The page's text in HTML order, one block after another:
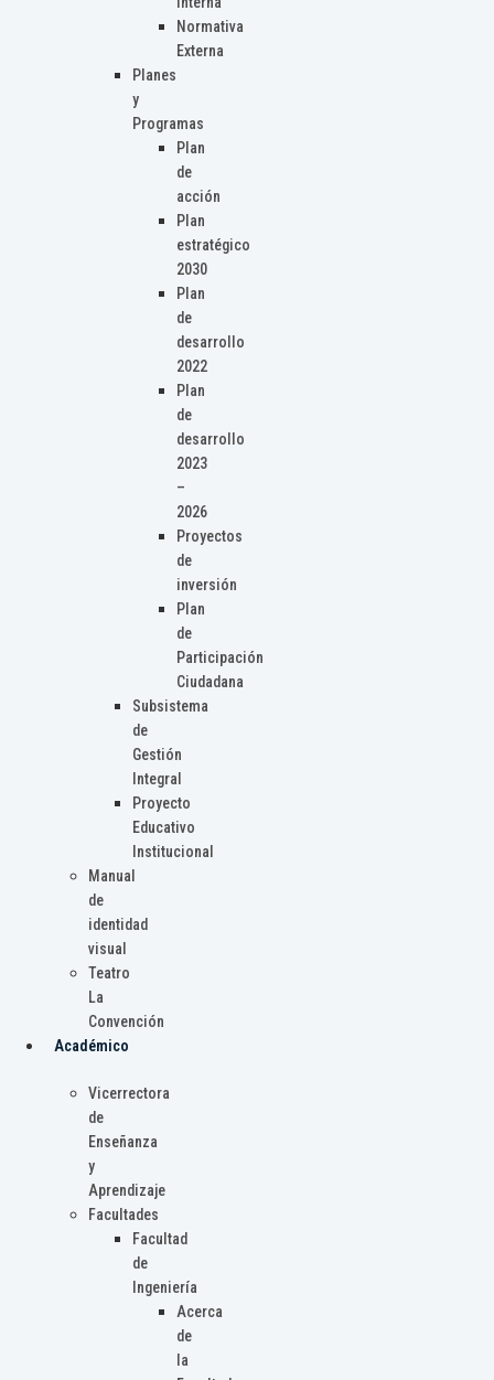
Normativa
Externa
Planes
y
Programas
Plan
de
acción
Plan
estratégico
2030
Plan
de
desarrollo
2022
Plan
de
desarrollo
2023
–
2026
Proyectos
de
inversión
Plan
de
Participación
Ciudadana
Subsistema
de
Gestión
Integral
Proyecto
Educativo
Institucional
Manual
de
identidad
visual
Teatro
La
Convención
Académico
Vicerrectora
de
Enseñanza
y
Aprendizaje
Facultades
Facultad
de
Ingeniería
Acerca
de
la